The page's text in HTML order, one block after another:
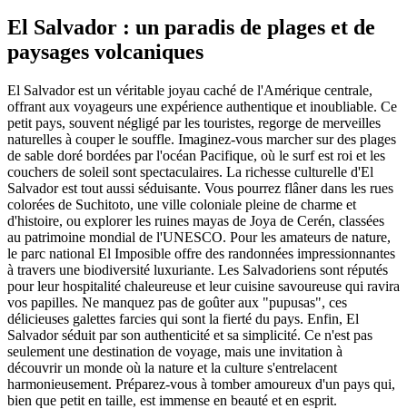
El Salvador : un paradis de plages et de
paysages volcaniques
El Salvador est un véritable joyau caché de l'Amérique centrale,
offrant aux voyageurs une expérience authentique et inoubliable. Ce
petit pays, souvent négligé par les touristes, regorge de merveilles
naturelles à couper le souffle. Imaginez-vous marcher sur des plages
de sable doré bordées par l'océan Pacifique, où le surf est roi et les
couchers de soleil sont spectaculaires. La richesse culturelle d'El
Salvador est tout aussi séduisante. Vous pourrez flâner dans les rues
colorées de Suchitoto, une ville coloniale pleine de charme et
d'histoire, ou explorer les ruines mayas de Joya de Cerén, classées
au patrimoine mondial de l'UNESCO. Pour les amateurs de nature,
le parc national El Imposible offre des randonnées impressionnantes
à travers une biodiversité luxuriante. Les Salvadoriens sont réputés
pour leur hospitalité chaleureuse et leur cuisine savoureuse qui ravira
vos papilles. Ne manquez pas de goûter aux "pupusas", ces
délicieuses galettes farcies qui sont la fierté du pays. Enfin, El
Salvador séduit par son authenticité et sa simplicité. Ce n'est pas
seulement une destination de voyage, mais une invitation à
découvrir un monde où la nature et la culture s'entrelacent
harmonieusement. Préparez-vous à tomber amoureux d'un pays qui,
bien que petit en taille, est immense en beauté et en esprit.